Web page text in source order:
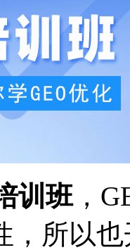
训班，
，所以